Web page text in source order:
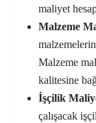
maliyet
Malzeme
Malzeme
kalitesine
İşçilik
çalışacak